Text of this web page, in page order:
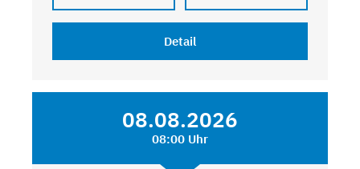
Detail
08.08.2026
08:00 Uhr